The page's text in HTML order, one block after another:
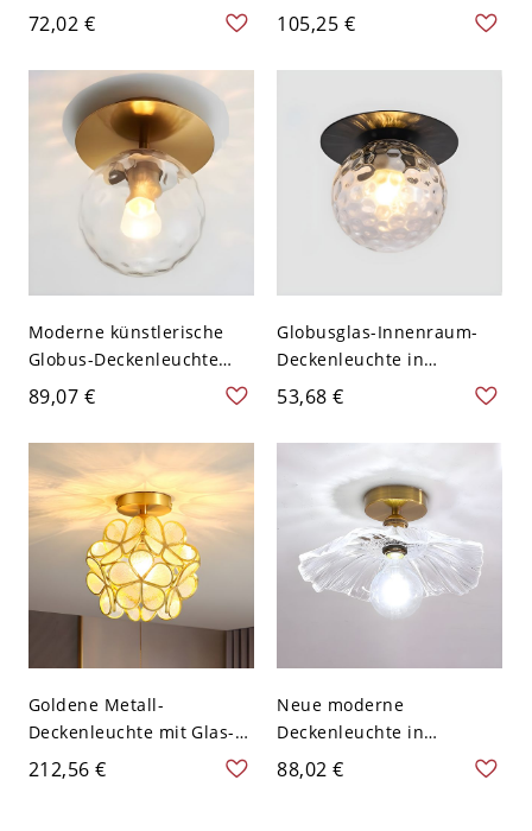
mit 1 Licht für das
Wohnzimmer - Golden
110V-120V Transparenz
72,02 €
Eisen mit
Glaslampenschirm - Silber
110V-120V Transparenz
105,25 €
Moderne künstlerische
Globus-Deckenleuchte
aus elektroplattiertem
Metall mit Wellenglas-
Schirm - Golden 110V-
120V
89,07 €
Globusglas-Innenraum-
Deckenleuchte in
modernem
künstlerischem Stil aus
Eisen - Schwarz 110V-120V
Transparenz
53,68 €
Goldene Metall-
Deckenleuchte mit Glas-
Schirm im kolonialen Stil,
1-flammig - Golden 110V-
212,56 €
Neue moderne
Deckenleuchte in
Blütenform aus Glas für
das Wohnzimmer -
88,02 €